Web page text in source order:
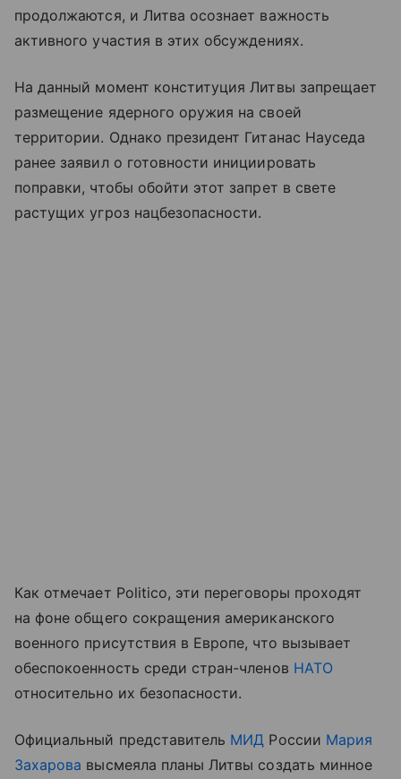
продолжаются, и Литва осознает важность
активного участия в этих обсуждениях.
На данный момент конституция Литвы запрещает
размещение ядерного оружия на своей
территории. Однако президент Гитанас Науседа
ранее заявил о готовности инициировать
поправки, чтобы обойти этот запрет в свете
растущих угроз нацбезопасности.
Как отмечает Politico, эти переговоры проходят
на фоне общего сокращения американского
военного присутствия в Европе, что вызывает
обеспокоенность среди стран-членов НАТО
относительно их безопасности.
Официальный представитель МИД России Мария
Захарова высмеяла планы Литвы создать минное